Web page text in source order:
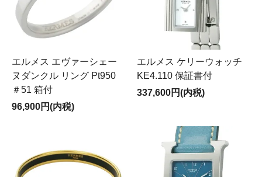
エルメス エヴァーシェー
ヌダンクル リング Pt950
＃51 箱付
96,900円(内税)
エルメス ケリーウォッチ
KE4.110 保証書付
337,600円(内税)